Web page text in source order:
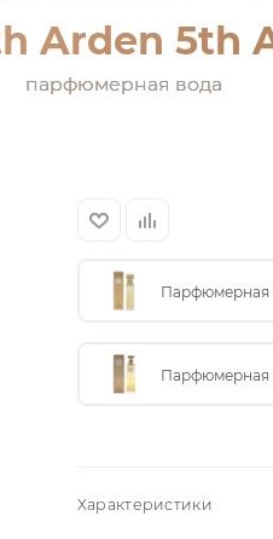
Arden 5th
парфюмерная вода
Парфюмерная
Парфюмерная
Характеристики